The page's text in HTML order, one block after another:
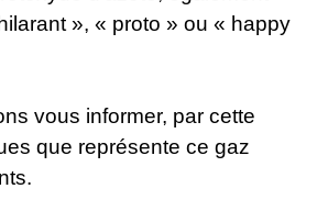
», « proto » ou « happy
vous informer, par cette
que représente ce gaz